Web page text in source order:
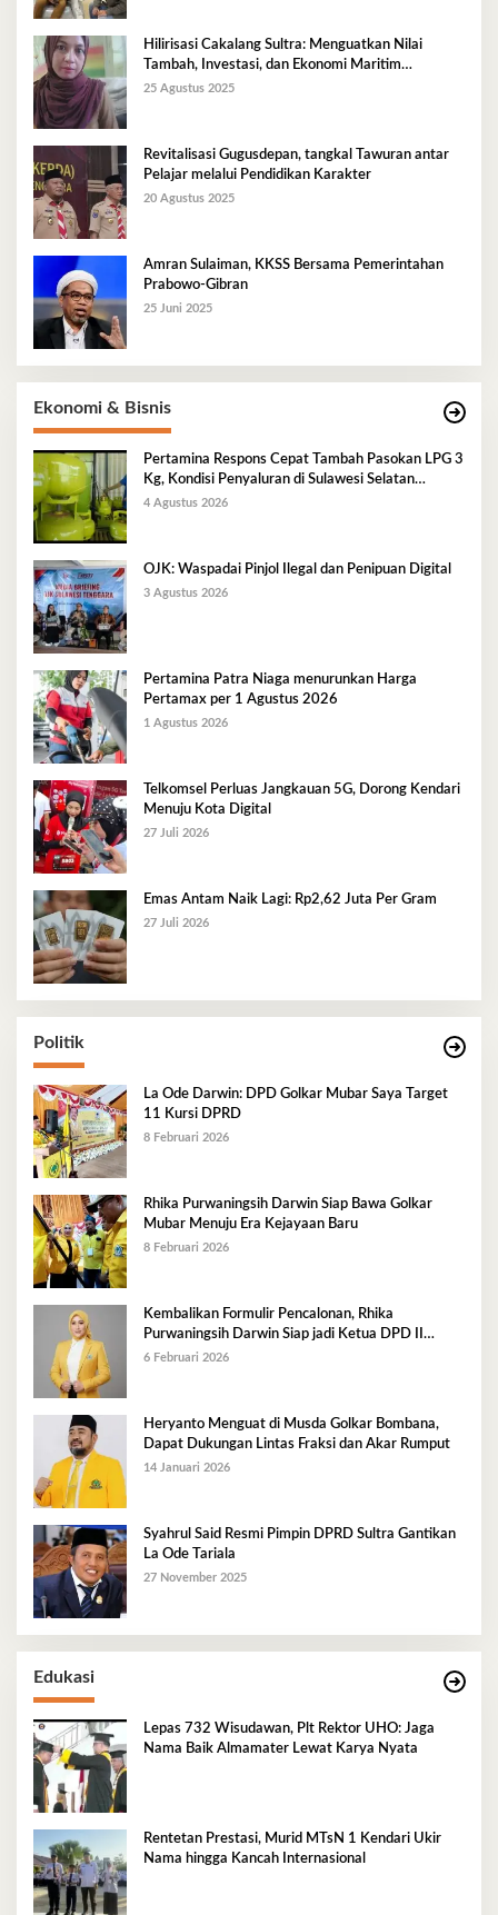
Hilirisasi Cakalang Sultra: Menguatkan Nilai
Tambah, Investasi, dan Ekonomi Maritim
Berkelanjutan
25 Agustus 2025
Revitalisasi Gugusdepan, tangkal Tawuran antar
Pelajar melalui Pendidikan Karakter
20 Agustus 2025
Amran Sulaiman, KKSS Bersama Pemerintahan
Prabowo-Gibran
25 Juni 2025
Ekonomi & Bisnis
Pertamina Respons Cepat Tambah Pasokan LPG 3
Kg, Kondisi Penyaluran di Sulawesi Selatan
Berlangsung Kondusif
4 Agustus 2026
OJK: Waspadai Pinjol Ilegal dan Penipuan Digital
3 Agustus 2026
Pertamina Patra Niaga menurunkan Harga
Pertamax per 1 Agustus 2026
1 Agustus 2026
Telkomsel Perluas Jangkauan 5G, Dorong Kendari
Menuju Kota Digital
27 Juli 2026
Emas Antam Naik Lagi: Rp2,62 Juta Per Gram
27 Juli 2026
Politik
La Ode Darwin: DPD Golkar Mubar Saya Target
11 Kursi DPRD
8 Februari 2026
Rhika Purwaningsih Darwin Siap Bawa Golkar
Mubar Menuju Era Kejayaan Baru
8 Februari 2026
Kembalikan Formulir Pencalonan, Rhika
Purwaningsih Darwin Siap jadi Ketua DPD II
Golkar Mubar
6 Februari 2026
Heryanto Menguat di Musda Golkar Bombana,
Dapat Dukungan Lintas Fraksi dan Akar Rumput
14 Januari 2026
Syahrul Said Resmi Pimpin DPRD Sultra Gantikan
La Ode Tariala
27 November 2025
Edukasi
Lepas 732 Wisudawan, Plt Rektor UHO: Jaga
Nama Baik Almamater Lewat Karya Nyata
Rentetan Prestasi, Murid MTsN 1 Kendari Ukir
Nama hingga Kancah Internasional